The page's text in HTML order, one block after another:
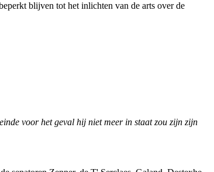
blijven tot het inlichten van de arts over de
voor het geval hij niet meer in staat zou zijn zijn